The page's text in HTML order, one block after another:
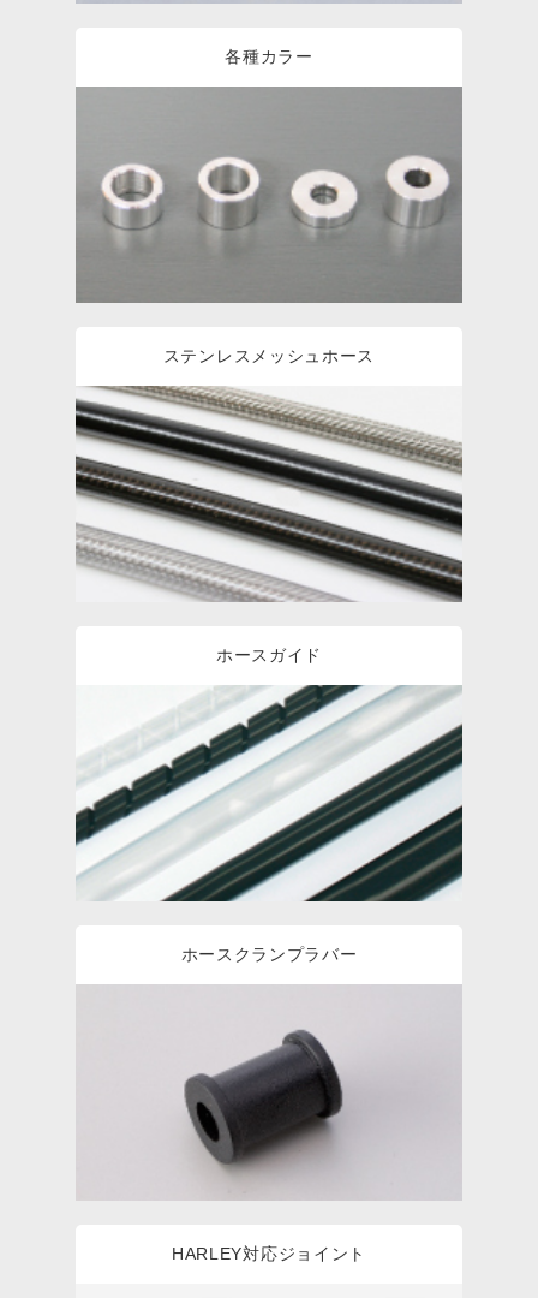
各種カラー
ステンレスメッシュホース
ホースガイド
ホースクランプラバー
HARLEY対応ジョイント